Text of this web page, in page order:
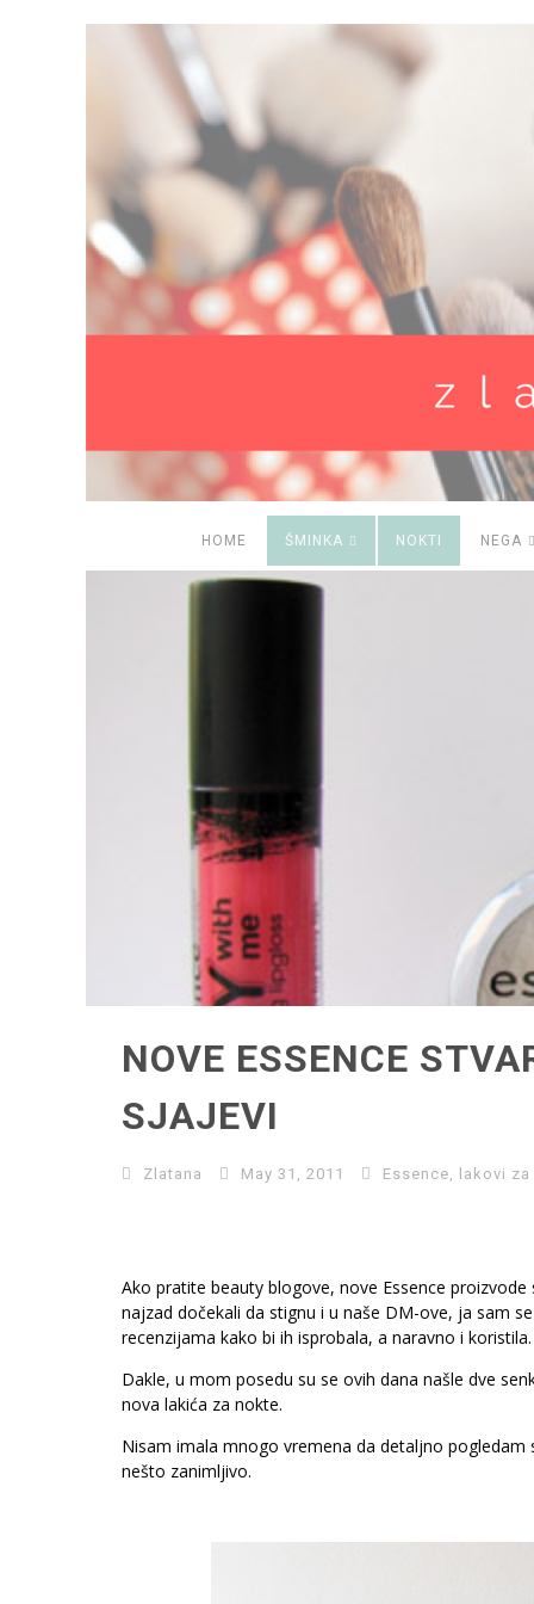
HOME ŠMINKA NOKTI NEGA
NOVE ESSENCE
SJAJEVI
Zlatana May 31, 2011 Essence, lakovi
Ako pratite beauty blogove, nove Essence
najzad dočekali da stignu i u naše DM-ove, ja sam
recenzijama kako bi ih isprobala, a naravno i koristila.
Dakle, u mom posedu su se ovih dana našle dve
nova lakića za nokte.
Nisam imala mnogo vremena da detaljno
nešto zanimljivo.